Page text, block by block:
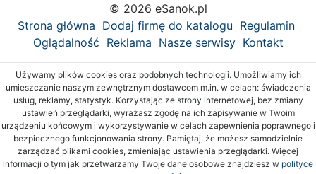
© 2026 eSanok.pl
Strona główna Dodaj firmę do katalogu Regulamin
Oglądalność Reklama Nasze serwisy Kontakt
Używamy plików cookies oraz podobnych technologii. Umożliwiamy ich
umieszczanie naszym zewnętrznym dostawcom m.in. w celach: świadczenia
usług, reklamy, statystyk. Korzystając ze strony internetowej, bez zmiany
ustawień przeglądarki, wyrażasz zgodę na ich zapisywanie w Twoim
urządzeniu końcowym i wykorzystywanie w celach zapewnienia poprawnego i
bezpiecznego funkcjonowania strony. Pamiętaj, że możesz samodzielnie
zarządzać plikami cookies, zmieniając ustawienia przeglądarki. Więcej
informacji o tym jak przetwarzamy Twoje dane osobowe znajdziesz w polityce